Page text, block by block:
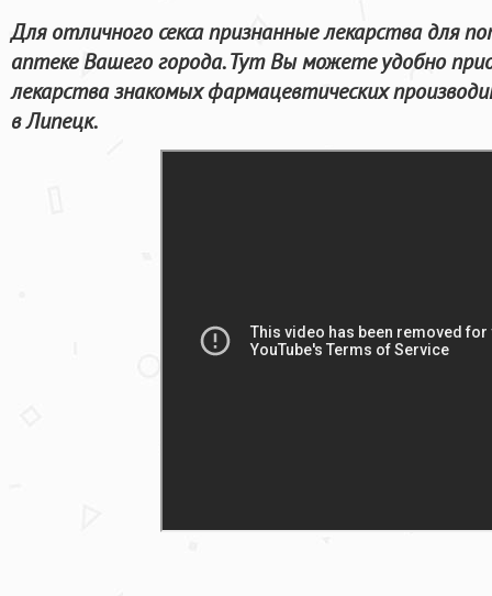
Для отличного секса признанные лекарства для
аптеке Вашего города. Тут Вы можете удобно
лекарства знакомых фармацевтических
в Липецк.